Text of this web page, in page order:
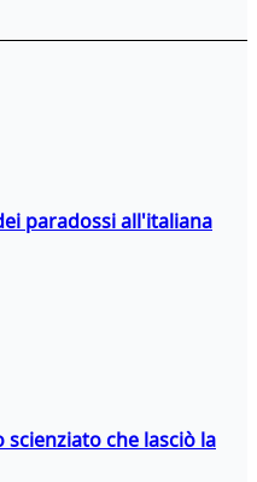
paradossi all'italiana
scienziato che lasciò la